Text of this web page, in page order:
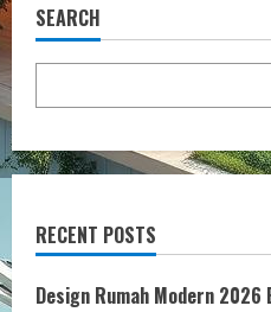
Koncept
SEARCH
RECENT POSTS
Design Rumah Modern